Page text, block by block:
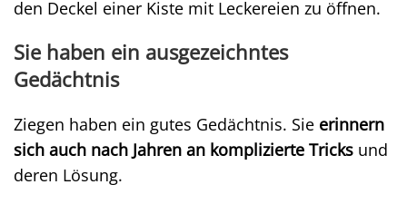
den Deckel einer Kiste mit Leckereien zu öffnen.
Sie haben ein ausgezeichntes
Gedächtnis
Ziegen haben ein gutes Gedächtnis. Sie erinnern
sich auch nach Jahren an komplizierte Tricks und
deren Lösung.